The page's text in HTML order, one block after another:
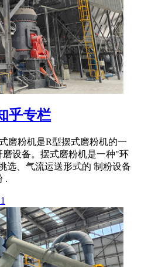
乎专栏
磨粉机是R型摆式磨粉机的一
设备。摆式磨粉机是一种"环
选、气流运送形式的 制粉设备
.